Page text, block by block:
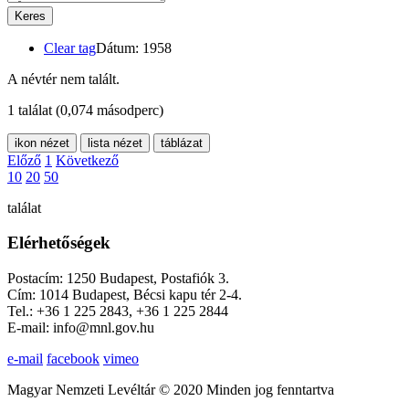
Keres
Clear tagDátum: 1958
A névtér nem talált.
1 találat (0,074 másodperc)
ikon nézet lista nézet táblázat
Előző 1 Következő
10 20 50
találat
Elérhetőségek
Postacím: 1250 Budapest, Postafiók 3.
Cím: 1014 Budapest, Bécsi kapu tér 2-4.
Tel.: +36 1 225 2843, +36 1 225 2844
E-mail: info@mnl.gov.hu
e-mail facebook vimeo
Magyar Nemzeti Levéltár © 2020 Minden jog fenntartva